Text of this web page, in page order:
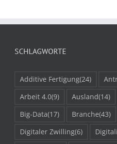
SCHLAGWORTE
Additive Fertigung(24)
Arbeit 4.0(9) Ausland(14)
Big-Data(17) Branche(43)
Digitaler Zwilling(6)